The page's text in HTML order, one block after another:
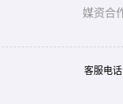
媒资合
客服电